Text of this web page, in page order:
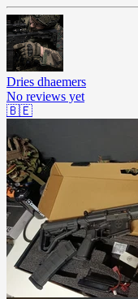
Dries dhaemers
No reviews yet
🇧🇪